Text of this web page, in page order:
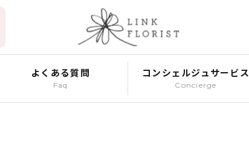
よくある質問
Faq
コンシェルジュサービス
Concierge